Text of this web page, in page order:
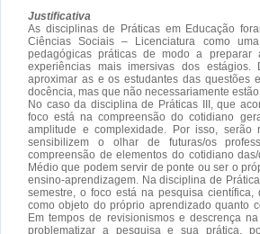
Justificativa
As disciplinas de Práticas em Educação
Ciências Sociais – Licenciatura como
pedagógicas práticas de modo a
experiências mais imersivas dos estágios.
aproximar as e os estudantes das questões
docência, mas que não necessariamente
No caso da disciplina de Práticas III, que
foco está na compreensão do cotidiano
amplitude e complexidade. Por isso, serão
sensibilizem o olhar de futuras/os
compreensão de elementos do cotidiano
Médio que podem servir de ponte ou ser o
ensino-aprendizagem. Na disciplina de
semestre, o foco está na pesquisa científica,
como objeto do próprio aprendizado quanto
Em tempos de revisionismos e descrença
problematizar a pesquisa e sua prática,